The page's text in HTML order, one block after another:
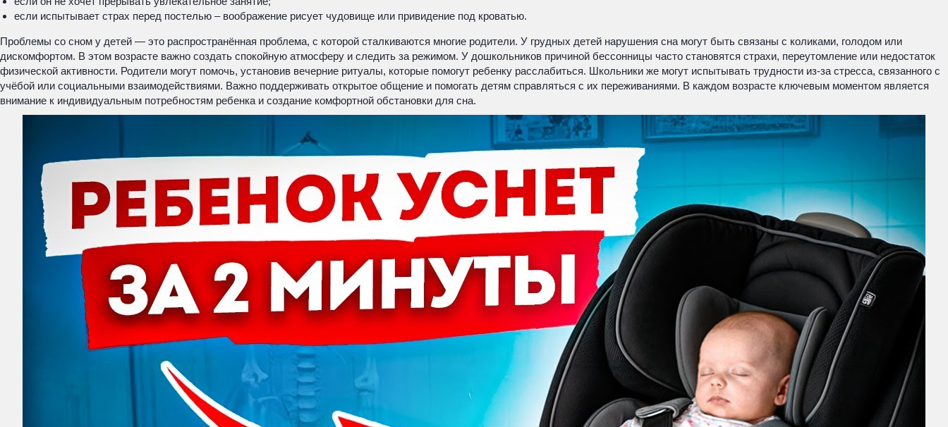
если испытывает страх перед постелью – воображение рисует чудовище или привидение под кроватью.
Проблемы со сном у детей — это распространённая проблема, с которой сталкиваются многие родители. У грудных детей нарушения сна могут быть связаны с коликами, голодом или
дискомфортом. В этом возрасте важно создать спокойную атмосферу и следить за режимом. У дошкольников причиной бессонницы часто становятся страхи, переутомление или недостаток
физической активности. Родители могут помочь, установив вечерние ритуалы, которые помогут ребенку расслабиться. Школьники же могут испытывать трудности из-за стресса, связанного с
учёбой или социальными взаимодействиями. Важно поддерживать открытое общение и помогать детям справляться с их переживаниями. В каждом возрасте ключевым моментом является
внимание к индивидуальным потребностям ребенка и создание комфортной обстановки для сна.